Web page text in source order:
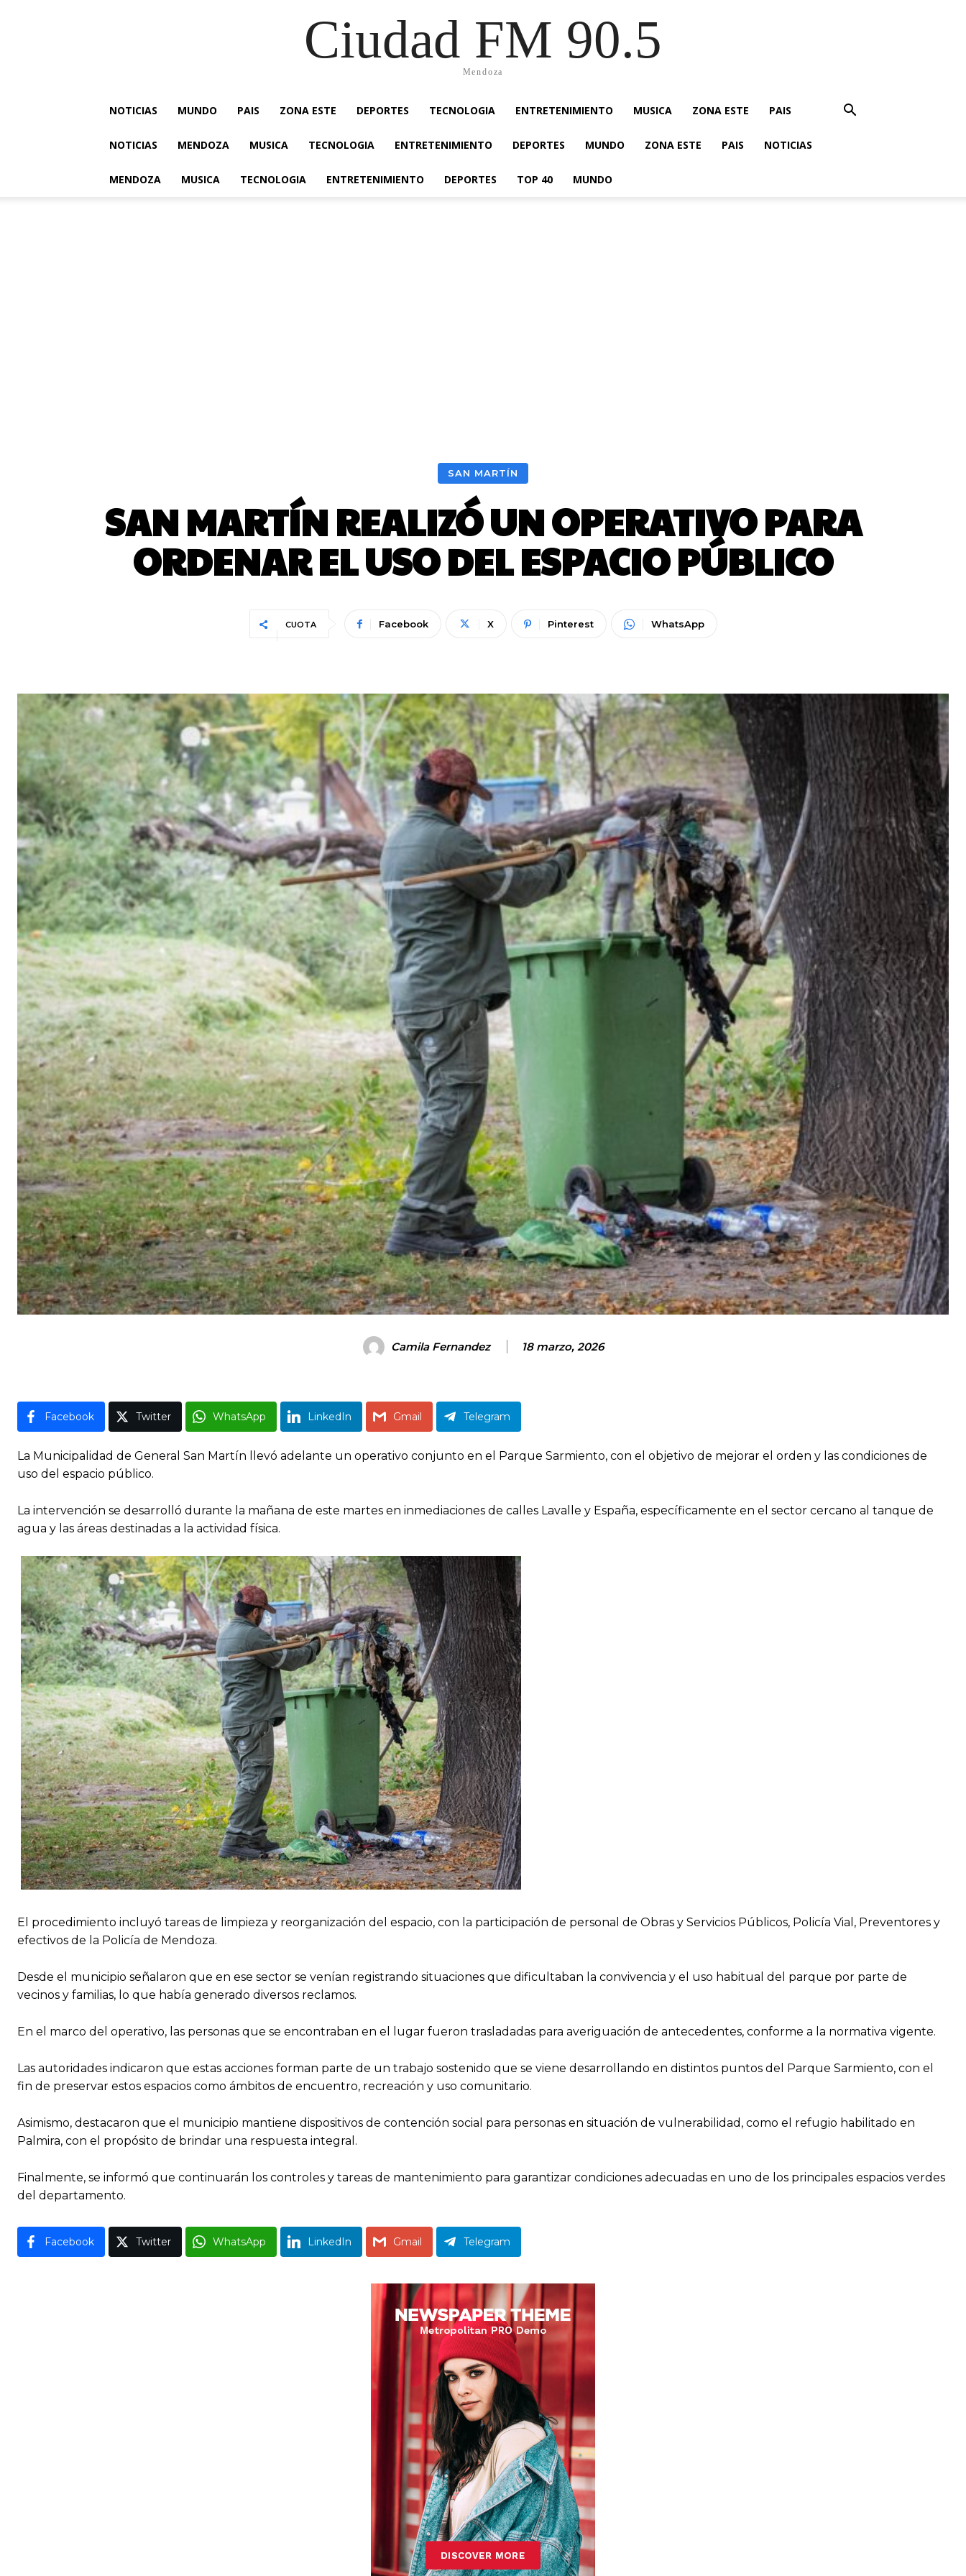
Ciudad FM 90.5
Mendoza
NOTICIAS MUNDO PAIS ZONA ESTE DEPORTES TECNOLOGIA ENTRETENIMIENTO MUSICA ZONA ESTE PAIS
NOTICIAS MENDOZA MUSICA TECNOLOGIA ENTRETENIMIENTO DEPORTES MUNDO ZONA ESTE PAIS NOTICIAS
MENDOZA MUSICA TECNOLOGIA ENTRETENIMIENTO DEPORTES TOP 40 MUNDO
SAN MARTÍN
SAN MARTÍN REALIZÓ UN OPERATIVO PARA
ORDENAR EL USO DEL ESPACIO PÚBLICO
CUOTA Facebook X Pinterest WhatsApp
Camila Fernandez 18 marzo, 2026
Facebook Twitter WhatsApp LinkedIn Gmail Telegram
La Municipalidad de General San Martín llevó adelante un operativo conjunto en el Parque Sarmiento, con el objetivo de mejorar el orden y las condiciones de
uso del espacio público.
La intervención se desarrolló durante la mañana de este martes en inmediaciones de calles Lavalle y España, específicamente en el sector cercano al tanque de
agua y las áreas destinadas a la actividad física.
El procedimiento incluyó tareas de limpieza y reorganización del espacio, con la participación de personal de Obras y Servicios Públicos, Policía Vial, Preventores y
efectivos de la Policía de Mendoza.
Desde el municipio señalaron que en ese sector se venían registrando situaciones que dificultaban la convivencia y el uso habitual del parque por parte de
vecinos y familias, lo que había generado diversos reclamos.
En el marco del operativo, las personas que se encontraban en el lugar fueron trasladadas para averiguación de antecedentes, conforme a la normativa vigente.
Las autoridades indicaron que estas acciones forman parte de un trabajo sostenido que se viene desarrollando en distintos puntos del Parque Sarmiento, con el
fin de preservar estos espacios como ámbitos de encuentro, recreación y uso comunitario.
Asimismo, destacaron que el municipio mantiene dispositivos de contención social para personas en situación de vulnerabilidad, como el refugio habilitado en
Palmira, con el propósito de brindar una respuesta integral.
Finalmente, se informó que continuarán los controles y tareas de mantenimiento para garantizar condiciones adecuadas en uno de los principales espacios verdes
del departamento.
Facebook Twitter WhatsApp LinkedIn Gmail Telegram